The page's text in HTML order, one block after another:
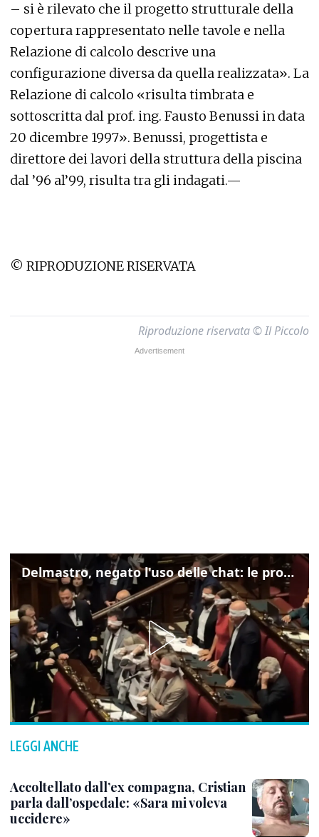
– si è rilevato che il progetto strutturale della
copertura rappresentato nelle tavole e nella
Relazione di calcolo descrive una
configurazione diversa da quella realizzata». La
Relazione di calcolo «risulta timbrata e
sottoscritta dal prof. ing. Fausto Benussi in data
20 dicembre 1997». Benussi, progettista e
direttore dei lavori della struttura della piscina
dal ’96 al’99, risulta tra gli indagati.—
© RIPRODUZIONE RISERVATA
Riproduzione riservata © Il Piccolo
Delmastro, negato l'uso delle chat: le proteste di Avs e M5s
LEGGI ANCHE
Accoltellato dall’ex compagna, Cristian
parla dall’ospedale: «Sara mi voleva
uccidere»